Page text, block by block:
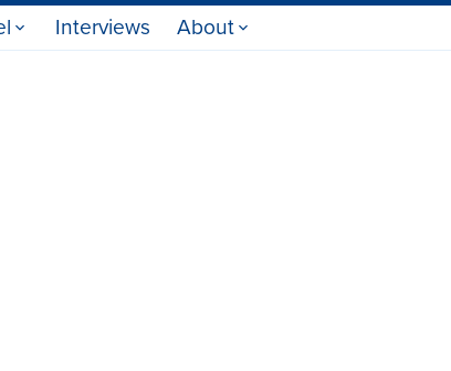
Interviews About